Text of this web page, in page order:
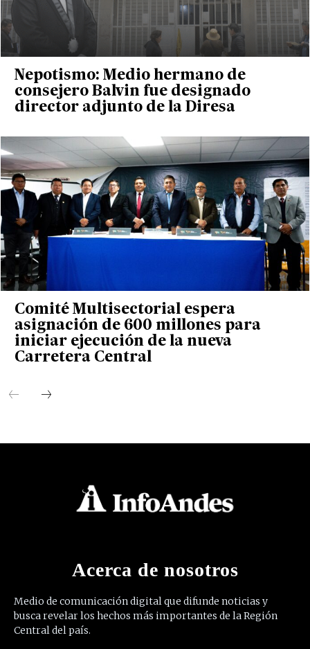
Nepotismo: Medio hermano de
consejero Balvin fue designado
director adjunto de la Diresa
Comité Multisectorial espera
asignación de 600 millones para
iniciar ejecución de la nueva
Carretera Central
Acerca de nosotros
Medio de comunicación digital que difunde noticias y
busca revelar los hechos más importantes de la Región
Central del país.